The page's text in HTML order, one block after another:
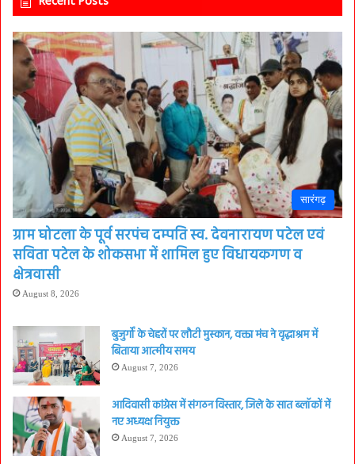
सारंगढ़
ग्राम घोटला के पूर्व सरपंच दम्पति स्व. देवनारायण पटेल एवं
सविता पटेल के शोकसभा में शामिल हुए विधायकगण व
क्षेत्रवासी
August 8, 2026
बुजुर्गों के चेहरों पर लौटी मुस्कान, वक्ता मंच ने वृद्धाश्रम में
बिताया आत्मीय समय
August 7, 2026
आदिवासी कांग्रेस में संगठन विस्तार, जिले के सात ब्लॉकों में
नए अध्यक्ष नियुक्त
August 7, 2026